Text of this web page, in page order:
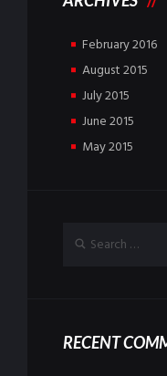
February2016
August2015
July2015
June2015
May2015
RECENT